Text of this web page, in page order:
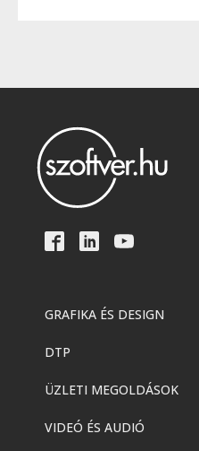
GRAFIKA ÉS DESIGN
DTP
ÜZLETI MEGOLDÁSOK
VIDEÓ ÉS AUDIÓ